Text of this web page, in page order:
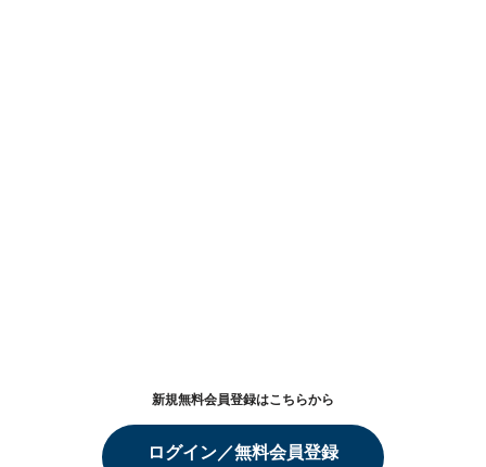
新規無料会員登録はこちらから
ログイン／無料会員登録